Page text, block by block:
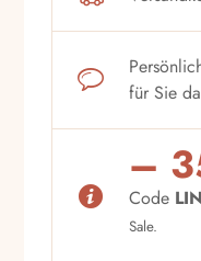
für Sie
–
Code
Sale.